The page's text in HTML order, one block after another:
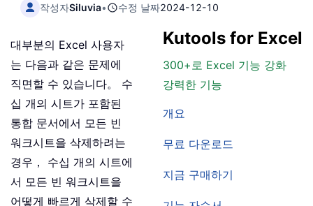
작성자Siluvia• 수정 날짜2024-12-10
Kutools for Excel
300+로 Excel 기능 강화
강력한 기능
개요
무료 다운로드
지금 구매하기
대부분의 Excel 사용자
는 다음과 같은 문제에
직면할 수 있습니다。 수
십 개의 시트가 포함된
통합 문서에서 모든 빈
워크시트을 삭제하려는
경우， 수십 개의 시트에
서 모든 빈 워크시트을
어떻게 빠르게 삭제할 수